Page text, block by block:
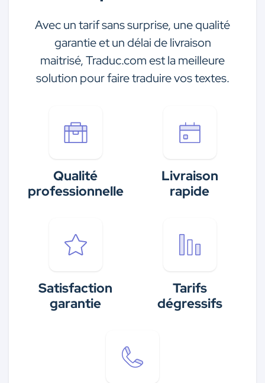
Avec un tarif sans surprise, une qualité
garantie et un délai de livraison
maitrisé, Traduc.com est la meilleure
solution pour faire traduire vos textes.
Qualité
professionnelle
Livraison
rapide
Satisfaction
garantie
Tarifs
dégressifs